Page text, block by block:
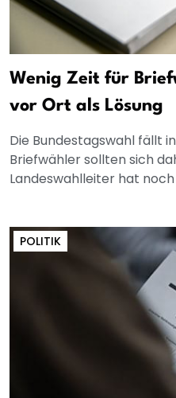
Wenig Zeit für
vor Ort als Lösung
Die Bundestagswahl fällt
Briefwähler sollten sich
Landeswahlleiter hat
POLITIK